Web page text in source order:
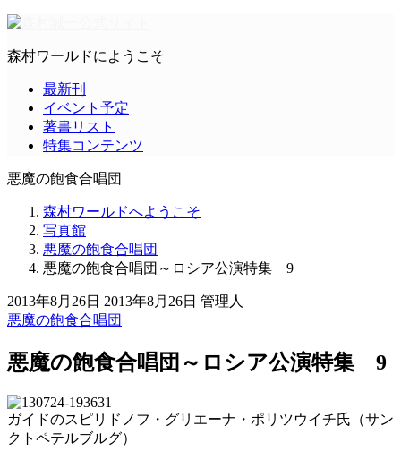
森村ワールドにようこそ
最新刊
イベント予定
著書リスト
特集コンテンツ
悪魔の飽食合唱団
森村ワールドへようこそ
写真館
悪魔の飽食合唱団
悪魔の飽食合唱団～ロシア公演特集 9
2013年8月26日 2013年8月26日 管理人
悪魔の飽食合唱団
悪魔の飽食合唱団～ロシア公演特集 9
ガイドのスピリドノフ・グリエーナ・ポリツウイチ氏（サン
クトペテルブルグ）